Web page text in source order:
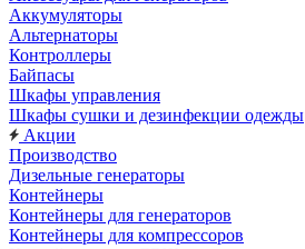
Аккумуляторы
Альтернаторы
Контроллеры
Байпасы
Шкафы управления
Шкафы сушки и дезинфекции одежды
Акции
Производство
Дизельные генераторы
Контейнеры
Контейнеры для генераторов
Контейнеры для компрессоров